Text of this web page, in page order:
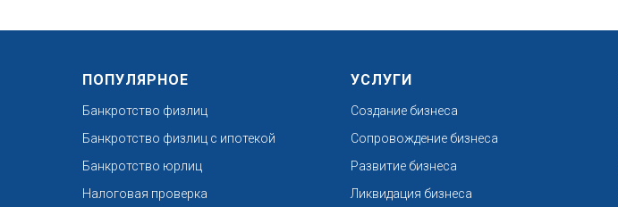
ПОПУЛЯРНОЕ
Банкротство физлиц
Банкротство физлиц с ипотекой
Банкротство юрлиц
Налоговая проверка
УСЛУГИ
Создание бизнеса
Сопровождение бизнеса
Развитие бизнеса
Ликвидация бизнеса